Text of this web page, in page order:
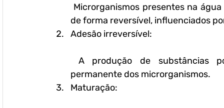
de forma reversível, influenciados
Adesão irreversível:
permanente dos microrganismos.
Maturação: